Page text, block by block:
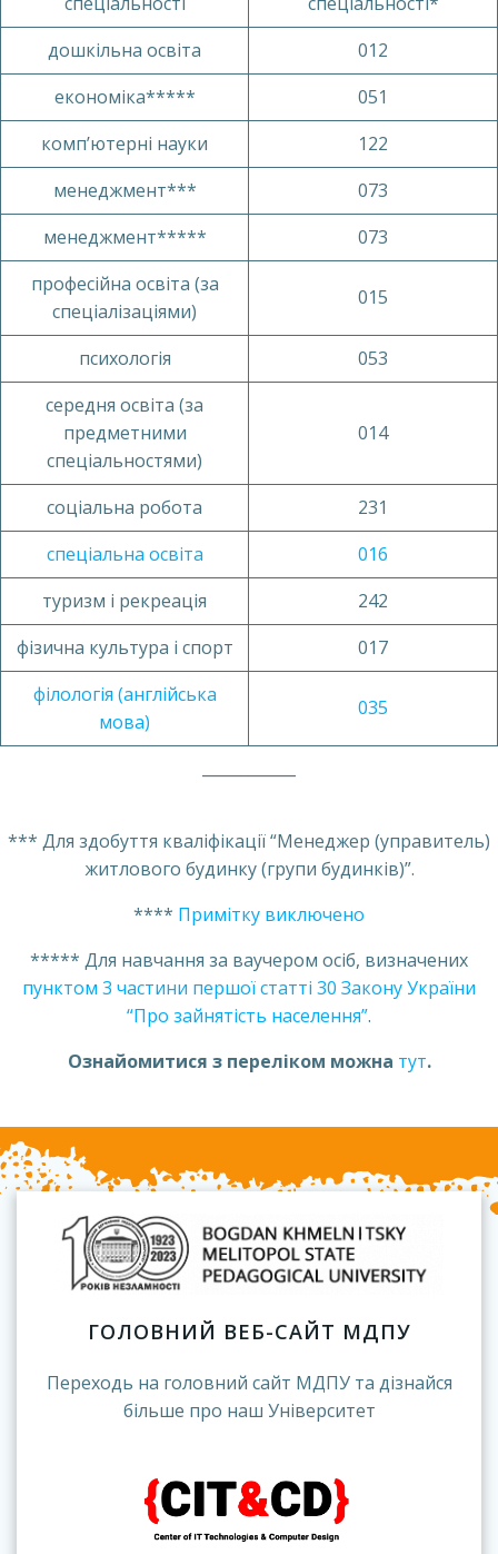
дошкільна освіта
012
економіка*****
051
комп’ютерні науки
122
менеджмент***
073
менеджмент*****
073
професійна освіта (за
спеціалізаціями)
015
психологія
053
середня освіта (за
предметними
спеціальностями)
014
соціальна робота
231
спеціальна освіта
016
туризм і рекреація
242
фізична культура і спорт
017
філологія (англійська
мова)
035
*** Для здобуття кваліфікації “Менеджер (управитель)
житлового будинку (групи будинків)”.
**** Примітку виключено
***** Для навчання за ваучером осіб, визначених
пунктом 3 частини першої статті 30 Закону України
“Про зайнятість населення”.
Ознайомитися з переліком можна тут.
ГОЛОВНИЙ ВЕБ-САЙТ МДПУ
Переходь на головний сайт МДПУ та дізнайся
більше про наш Університет